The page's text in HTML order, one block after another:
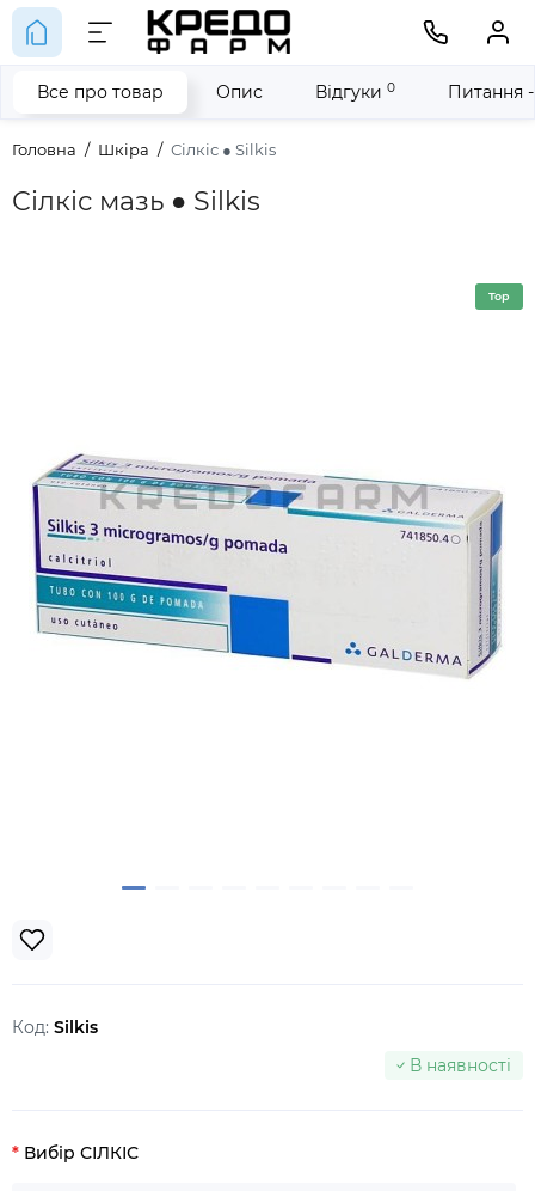
Головна Шкіра Сілкіс ● Silkis
Сілкіс мазь ● Silkis
Все про товар Опис Відгуки 0 Питання
Top
Код: Silkis
В наявності
Вибір СІЛКІС